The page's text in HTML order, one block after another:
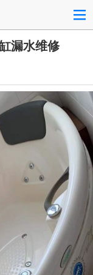
漏水维修